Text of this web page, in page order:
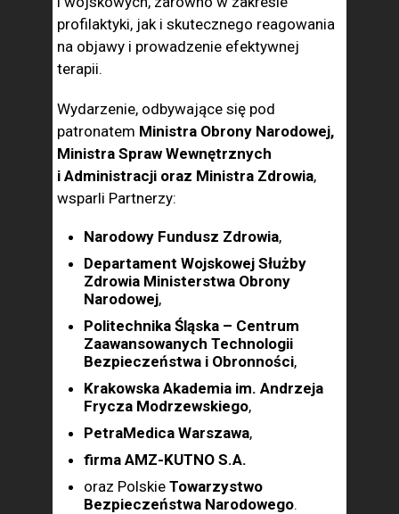
profilaktyki, jak i skutecznego reagowania
na objawy i prowadzenie efektywnej
terapii.
Wydarzenie, odbywające się pod
patronatem Ministra Obrony Narodowej,
Ministra Spraw Wewnętrznych
i Administracji oraz Ministra Zdrowia,
wsparli Partnerzy:
Narodowy Fundusz Zdrowia,
Departament Wojskowej Służby
Zdrowia Ministerstwa Obrony
Narodowej,
Politechnika Śląska – Centrum
Zaawansowanych Technologii
Bezpieczeństwa i Obronności,
Krakowska Akademia im. Andrzeja
Frycza Modrzewskiego,
PetraMedica Warszawa,
firma AMZ-KUTNO S.A.
oraz Polskie Towarzystwo
Bezpieczeństwa Narodowego.